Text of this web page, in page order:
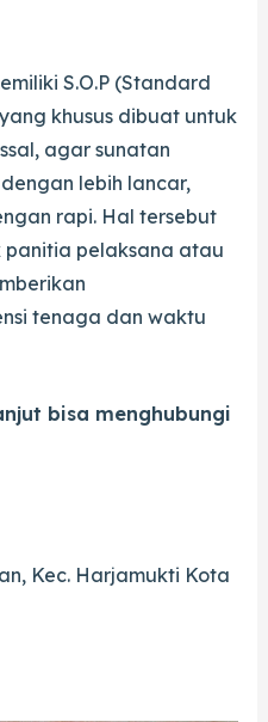
S.O.P (Standard
khusus dibuat untuk
agar sunatan
lebih lancar,
rapi. Hal tersebut
panitia pelaksana atau
tenaga dan waktu
bisa menghubungi
Kec. Harjamukti Kota